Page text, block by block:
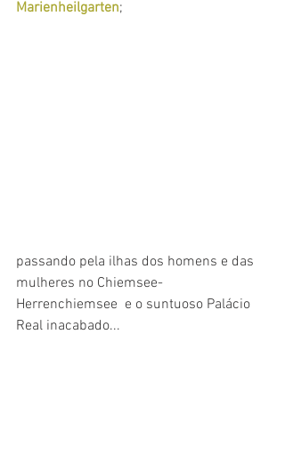
Marienheilgarten;
passando pela ilhas dos homens e das
mulheres no Chiemsee-
Herrenchiemsee  e o suntuoso Palácio
Real inacabado...